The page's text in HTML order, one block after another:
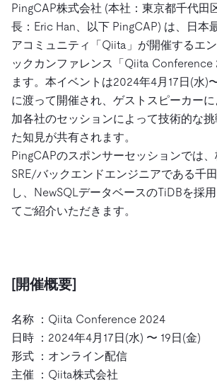
お問い合わせ
PingCAP株式会社 (本社：東京都千代田
長：Eric Han、以下 PingCAP) は、日本
アコミュニティ「Qiita」が開催するエ
ックカンファレンス「Qiita Conference
ます。本イベントは2024年4月17日(水)
に渡って開催され、ゲストスピーカー
加各社のセッションによって技術的な
た知見が共有されます。
PingCAPのスポンサーセッションでは
SRE/バックエンドエンジニアである千
し、NewSQLデータベースのTiDBを採
てご紹介いただきます。
[開催概要]
名称 ：Qiita Conference 2024
日時 ：2024年4月17日(水) 〜 19日(金)
形式 ：オンライン配信
主催 ：Qiita株式会社